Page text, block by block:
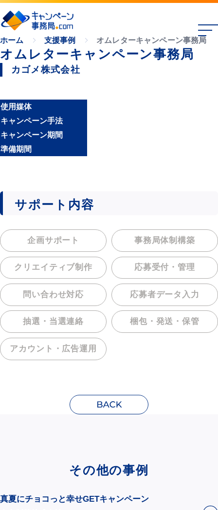
ホーム 支援事例 オムレターキャンペーン事務局
オムレターキャンペーン事務局
カゴメ株式会社
使用媒体
キャンペーン手法
キャンペーン期間
準備期間
サポート内容
企画サポート 事務局体制構築
クリエイティブ制作 応募受付・管理
問い合わせ対応 応募者データ入力
抽選・当選連絡 梱包・発送・保管
アカウント・ 広告運用
その他の事例
真夏にチョコっと幸せGETキャンペーン